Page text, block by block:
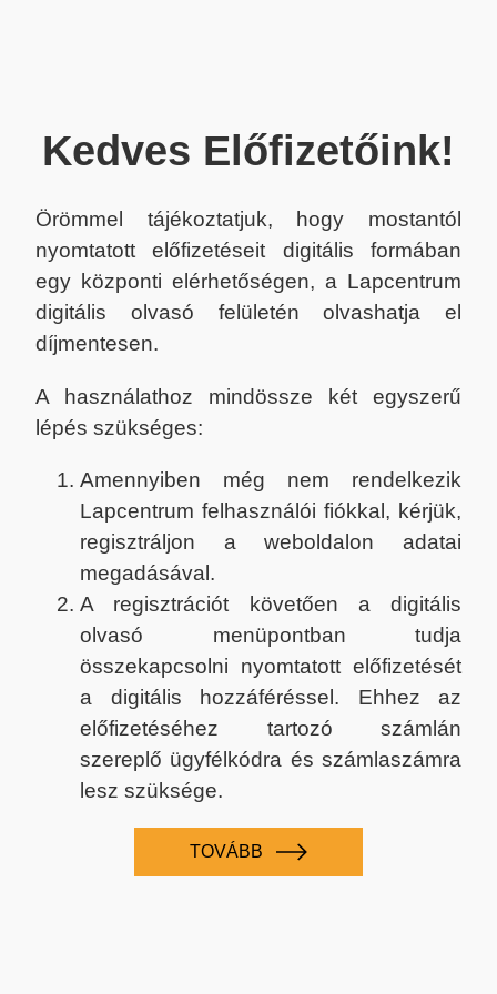
Kedves Előfizetőink!
Örömmel tájékoztatjuk, hogy mostantól
nyomtatott előfizetéseit digitális formában
egy központi elérhetőségen, a Lapcentrum
digitális olvasó felületén olvashatja el
díjmentesen.
A használathoz mindössze két egyszerű
lépés szükséges:
Amennyiben még nem rendelkezik
Lapcentrum felhasználói fiókkal, kérjük,
regisztráljon a weboldalon adatai
megadásával.
A regisztrációt követően a digitális
olvasó menüpontban tudja
összekapcsolni nyomtatott előfizetését
a digitális hozzáféréssel. Ehhez az
előfizetéséhez tartozó számlán
szereplő ügyfélkódra és számlaszámra
lesz szüksége.
TOVÁBB